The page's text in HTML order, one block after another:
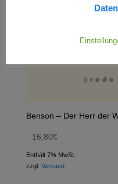
Benson – Der Herr der
16,80€
Enthält 7% MwSt.
zzgl. Versand